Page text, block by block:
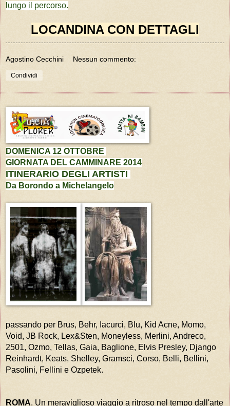
lungo il percorso.
LOCANDINA CON DETTAGLI
Agostino Cecchini Nessun commento:
Condividi
DOMENICA 12 OTTOBRE
GIORNATA DEL CAMMINARE 2014
ITINERARIO DEGLI ARTISTI
Da Borondo a Michelangelo
passando per Brus, Behr, Iacurci, Blu, Kid Acne, Momo,
Void, JB Rock, Lex&Sten, Moneyless, Merlini, Andreco,
2501, Ozmo, Tellas, Gaia, Baglione, Elvis Presley, Django
Reinhardt, Keats, Shelley, Gramsci, Corso, Belli, Bellini,
Pasolini, Fellini e Ozpetek.
ROMA. Un meraviglioso viaggio a ritroso nel tempo dall'arte